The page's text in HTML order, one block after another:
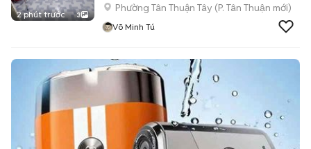
2 phút trước 3
Phường Tân Thuận Tây (P. Tân Thuận mới)
Võ Minh Tú